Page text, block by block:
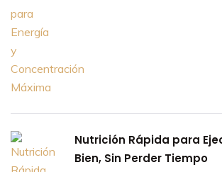
Nutrición Rápida para
Bien, Sin Perder Tiempo